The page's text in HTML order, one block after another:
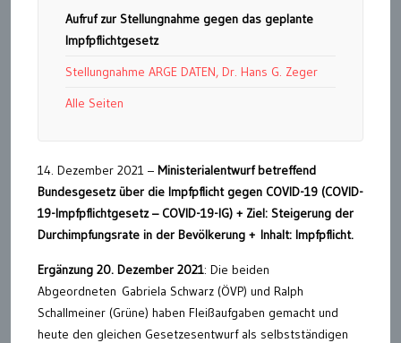
Aufruf zur Stellungnahme gegen das geplante
Impfpflichtgesetz
Stellungnahme ARGE DATEN, Dr. Hans G. Zeger
Alle Seiten
14. Dezember 2021 – Ministerialentwurf betreffend
Bundesgesetz über die Impfpflicht gegen COVID-19 (COVID-
19-Impfpflichtgesetz – COVID-19-IG) + Ziel: Steigerung der
Durchimpfungsrate in der Bevölkerung + Inhalt: Impfpflicht.
Ergänzung 20. Dezember 2021: Die beiden
Abgeordneten Gabriela Schwarz (ÖVP) und Ralph
Schallmeiner (Grüne) haben Fleißaufgaben gemacht und
heute den gleichen Gesetzesentwurf als selbstständigen